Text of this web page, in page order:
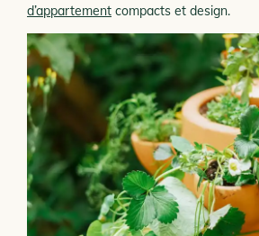
d’appartement compacts et design.